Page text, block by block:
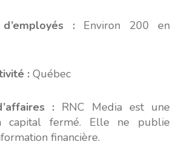
:Environ 200 en
: Québec
: RNC Media est une
capital fermé. Elle ne publie
financière.